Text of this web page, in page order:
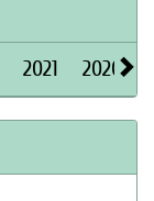
2021 2020